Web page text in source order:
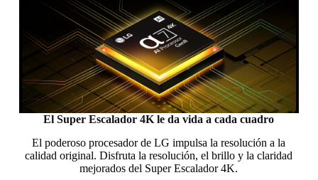
El Super Escalador 4K le da vida a cada cuadro
El poderoso procesador de LG impulsa la resolución a la
calidad original. Disfruta la resolución, el brillo y la claridad
mejorados del Super Escalador 4K.